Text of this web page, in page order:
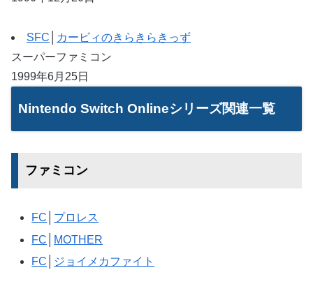
SFC
カービィのきらきらきっず
スーパーファミコン
1999年6月25日
Nintendo Switch Onlineシリーズ関連一覧
ファミコン
FC
プロレス
FC
MOTHER
FC
ジョイメカファイト